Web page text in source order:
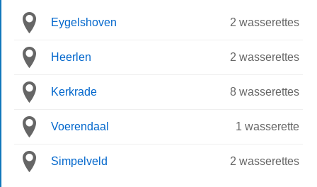
Eygelshoven 2 wasserettes
Heerlen 2 wasserettes
Kerkrade 8 wasserettes
Voerendaal 1 wasserette
Simpelveld 2 wasserettes